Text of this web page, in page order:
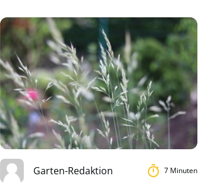
Garten-Redaktion 7 Minuten